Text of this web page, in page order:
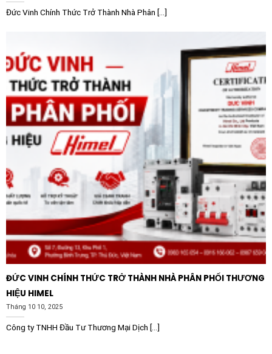
Đức Vinh Chính Thức Trở Thành Nhà Phân [...]
ĐỨC VINH CHÍNH THỨC TRỞ THÀNH NHÀ PHÂN PHỐI THƯƠNG
HIỆU HIMEL
Tháng 10 10, 2025
Công ty TNHH Đầu Tư Thương Mại Dịch [...]